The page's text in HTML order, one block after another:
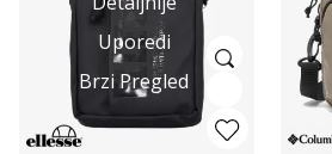
Uporedi
Brzi Pregled